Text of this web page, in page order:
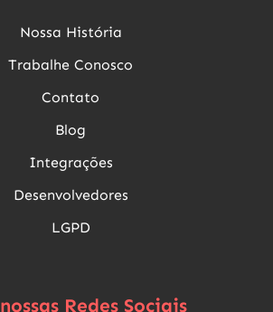
Nossa História
Trabalhe Conosco
Contato
Blog
Integrações
Desenvolvedores
LGPD
Redes Sociais